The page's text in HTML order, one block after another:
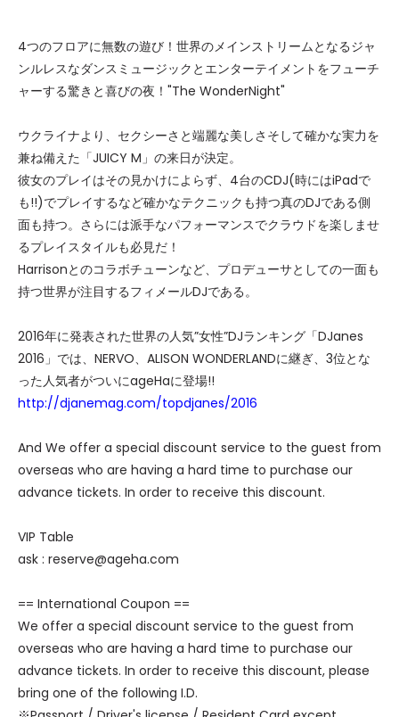
4つのフロアに無数の遊び！世界のメインストリームとなるジャ
ンルレスなダンスミュージックとエンターテイメントをフューチ
ャーする驚きと喜びの夜！"The WonderNight"
ウクライナより、セクシーさと端麗な美しさそして確かな実力を
兼ね備えた「JUICY M」の来日が決定。
彼女のプレイはその見かけによらず、4台のCDJ(時にはiPadで
も!!)でプレイするなど確かなテクニックも持つ真のDJである側
面も持つ。さらには派手なパフォーマンスでクラウドを楽しませ
るプレイスタイルも必見だ！
Harrisonとのコラボチューンなど、プロデューサとしての一面も
持つ世界が注目するフィメールDJである。
2016年に発表された世界の人気”女性”DJランキング「DJanes
2016」では、NERVO、ALISON WONDERLANDに継ぎ、3位とな
った人気者がついにageHaに登場!!
http://djanemag.com/topdjanes/2016
And We offer a special discount service to the guest from
overseas who are having a hard time to purchase our
advance tickets. In order to receive this discount.
VIP Table
ask : reserve@ageha.com
== International Coupon ==
We offer a special discount service to the guest from
overseas who are having a hard time to purchase our
advance tickets. In order to receive this discount, please
bring one of the following I.D.